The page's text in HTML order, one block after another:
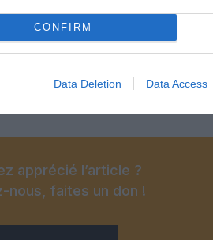
CONFIRM
Data Deletion Data Access
@Delta Air Lines
apprécié l’article ?
nous, faites un don !